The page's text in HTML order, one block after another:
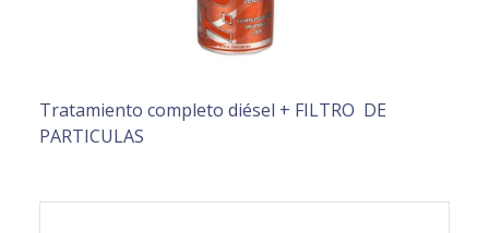
Tratamiento completo diésel + FILTRO DE
PARTICULAS